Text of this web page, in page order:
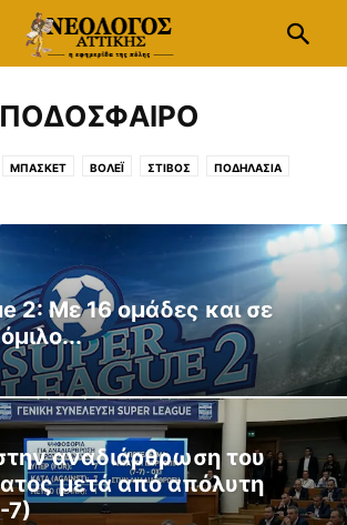
ΠΟΔΟΣΦΑΙΡΟ
ΜΠΑΣΚΕΤ ΒΟΛΕΪ ΣΤΙΒΟΣ ΠΟΔΗΛΑΣΙΑ
ΧΕΙΜΕΡΙΝΑ ΣΠΟΡ
2: Με 16 ομάδες και σε
αναδιάρθρωση του
μετά από απόλυτη
7)